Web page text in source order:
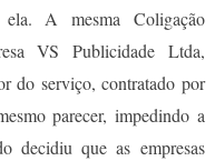
ela. A mesma Coligação
VS Publicidade Ltda,
do serviço, contratado por
parecer, impedindo a
decidiu que as empresas